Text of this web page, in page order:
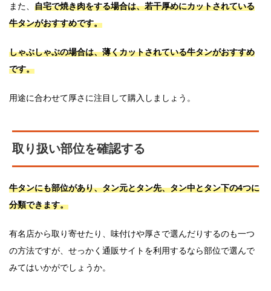
また、 自宅で焼き肉をする場合は、若干厚めにカットされている
牛タンがおすすめです。
しゃぶしゃぶの場合は、薄くカットされている牛タンがおすすめ
です。
用途に合わせて厚さに注目して購入しましょう。
取り扱い部位を確認する
牛タンにも部位があり、タン元とタン先、タン中とタン下の4つに
分類できます。
有名店から取り寄せたり、味付けや厚さで選んだりするのも一つ
の方法ですが、せっかく通販サイトを利用するなら部位で選んで
みてはいかがでしょうか。